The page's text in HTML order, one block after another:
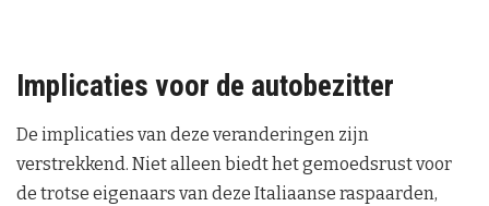
Implicaties voor de autobezitter
De implicaties van deze veranderingen zijn
verstrekkend. Niet alleen biedt het gemoedsrust voor
de trotse eigenaars van deze Italiaanse raspaarden,